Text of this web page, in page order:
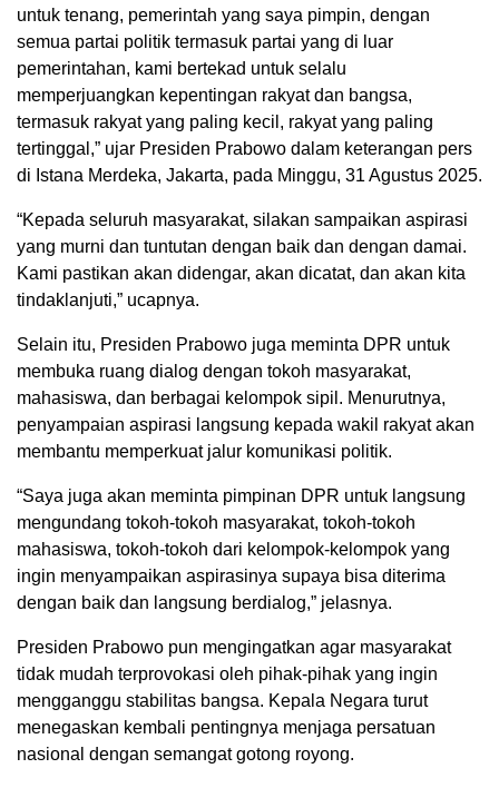
untuk tenang, pemerintah yang saya pimpin, dengan
semua partai politik termasuk partai yang di luar
pemerintahan, kami bertekad untuk selalu
memperjuangkan kepentingan rakyat dan bangsa,
termasuk rakyat yang paling kecil, rakyat yang paling
tertinggal,” ujar Presiden Prabowo dalam keterangan pers
di Istana Merdeka, Jakarta, pada Minggu, 31 Agustus 2025.
“Kepada seluruh masyarakat, silakan sampaikan aspirasi
yang murni dan tuntutan dengan baik dan dengan damai.
Kami pastikan akan didengar, akan dicatat, dan akan kita
tindaklanjuti,” ucapnya.
Selain itu, Presiden Prabowo juga meminta DPR untuk
membuka ruang dialog dengan tokoh masyarakat,
mahasiswa, dan berbagai kelompok sipil. Menurutnya,
penyampaian aspirasi langsung kepada wakil rakyat akan
membantu memperkuat jalur komunikasi politik.
“Saya juga akan meminta pimpinan DPR untuk langsung
mengundang tokoh-tokoh masyarakat, tokoh-tokoh
mahasiswa, tokoh-tokoh dari kelompok-kelompok yang
ingin menyampaikan aspirasinya supaya bisa diterima
dengan baik dan langsung berdialog,” jelasnya.
Presiden Prabowo pun mengingatkan agar masyarakat
tidak mudah terprovokasi oleh pihak-pihak yang ingin
mengganggu stabilitas bangsa. Kepala Negara turut
menegaskan kembali pentingnya menjaga persatuan
nasional dengan semangat gotong royong.